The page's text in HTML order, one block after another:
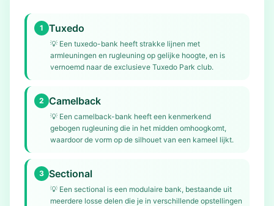
1 Tuxedo
💡 Een tuxedo-bank heeft strakke lijnen met
armleuningen en rugleuning op gelijke hoogte, en is
vernoemd naar de exclusieve Tuxedo Park club.
2 Camelback
💡 Een camelback-bank heeft een kenmerkend
gebogen rugleuning die in het midden omhoogkomt,
waardoor de vorm op de silhouet van een kameel lijkt.
3 Sectional
💡 Een sectional is een modulaire bank, bestaande uit
meerdere losse delen die je in verschillende opstellingen